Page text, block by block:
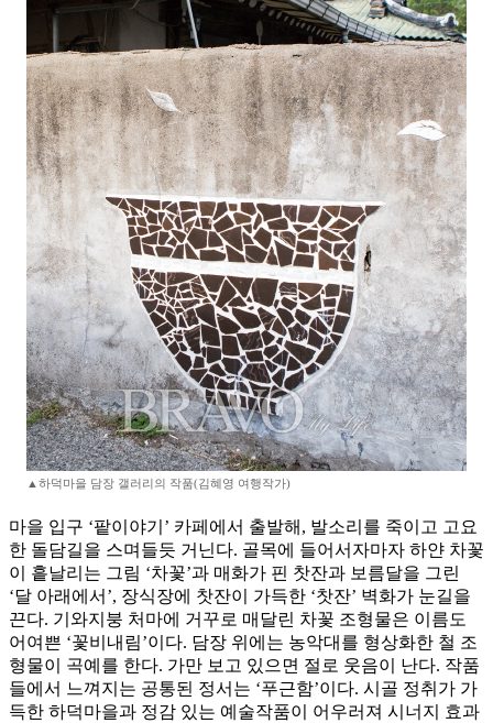
▲하덕마을 담장 갤러리의 작품(김혜영 여행작가)
마을 입구 ‘팥이야기’ 카페에서 출발해, 발소리를 죽이고 고요
한 돌담길을 스며들듯 거닌다. 골목에 들어서자마자 하얀 차꽃
이 흩날리는 그림 ‘차꽃’과 매화가 핀 찻잔과 보름달을 그린
‘달 아래에서’, 장식장에 찻잔이 가득한 ‘찻잔’ 벽화가 눈길을
끈다. 기와지붕 처마에 거꾸로 매달린 차꽃 조형물은 이름도
어여쁜 ‘꽃비내림’이다. 담장 위에는 농악대를 형상화한 철 조
형물이 곡예를 한다. 가만 보고 있으면 절로 웃음이 난다. 작품
들에서 느껴지는 공통된 정서는 ‘푸근함’이다. 시골 정취가 가
득한 하덕마을과 정감 있는 예술작품이 어우러져 시너지 효과